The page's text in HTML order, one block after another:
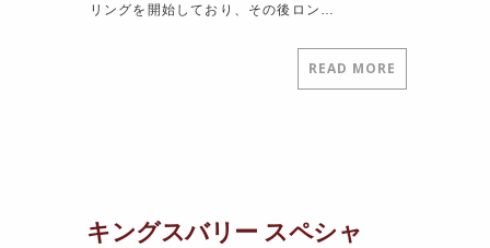
リングを開始しており、その後ロン…
READ MORE
キングスバリー スペシャ